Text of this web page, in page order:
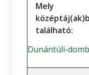
Mely
található:
Dunántúli-